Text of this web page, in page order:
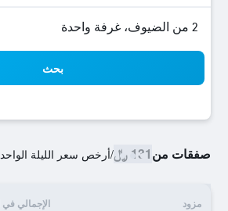
2 من الضيوف، غرفة واحدة
بحث
صفقات من131 ﷼ /أرخص سعر الليلة
مزود الإجمالي في